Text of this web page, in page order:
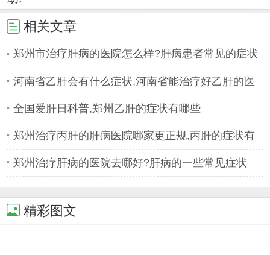
相关文章
郑州市治疗肝病的医院怎么样?肝病患者常见的症状
有哪些
河南省乙肝会有什么症状,河南省能治疗好乙肝的医
院全国爱肝日科普,郑州乙肝的症状有哪些
郑州治疗丙肝的肝病医院哪家更正规,丙肝的症状有
哪些
郑州治疗肝病的医院去哪好?肝病的一些常见症状
精彩图文